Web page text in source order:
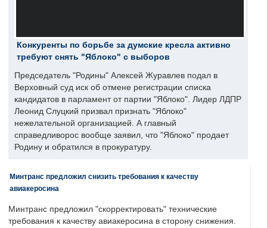
Конкуренты по борьбе за думские кресла активно
требуют снять "Яблоко" с выборов
Председатель "Родины" Алексей Журавлев подал в
Верховный суд иск об отмене регистрации списка
кандидатов в парламент от партии "Яблоко". Лидер ЛДПР
Леонид Слуцкий призвал признать "Яблоко"
нежелательной организацией. А главный
справедливорос вообще заявил, что "Яблоко" продает
Родину и обратился в прокуратуру.
Минтранс предложил снизить требования к качеству
авиакеросина
Минтранс предложил "скорректировать" технические
требования к качеству авиакеросина в сторону снижения.